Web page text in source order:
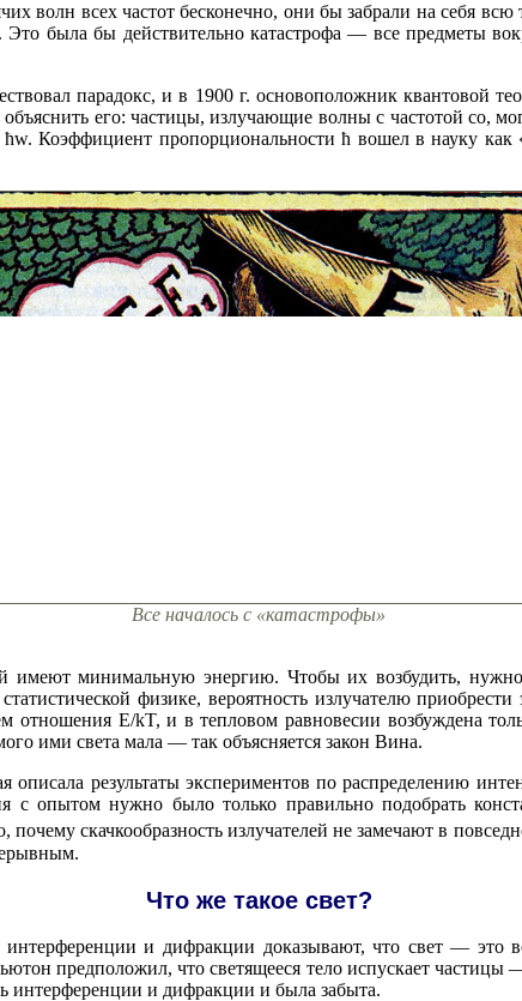
волн всех частот бесконечно, они бы забрали на себя всю
была бы действительно катастрофа — все предметы
парадокс, и в 1900 г. основоположник квантовой
его: частицы, излучающие волны с частотой со,
Коэффициент пропорциональности ħ вошел в науку
Все началось с «катастрофы»
имеют минимальную энергию. Чтобы их возбудить,
физике, вероятность излучателю
отношения E/kT, и в тепловом равновесии возбуждена
ими света мала — так объясняется закон Вина.
описала результаты экспериментов по распределению
с опытом нужно было только правильно подобрать
почему скачкообразность излучателей не замечают в
Что же такое свет?
и дифракции доказывают, что свет — это
предположил, что светящееся тело испускает
интерференции и дифракции и была забыта.